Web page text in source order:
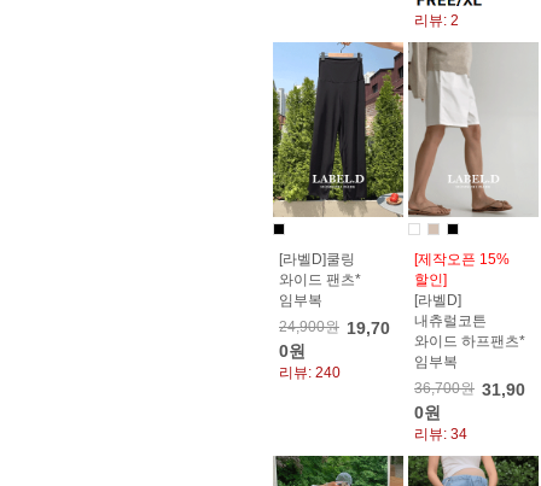
리뷰: 2
[라벨D]쿨링
와이드 팬츠*
임부복
24,900원 19,70
0원
리뷰: 240
[제작오픈 15%
할인]
[라벨D]
내츄럴코튼
와이드 하프팬츠*
임부복
36,700원 31,90
0원
리뷰: 34